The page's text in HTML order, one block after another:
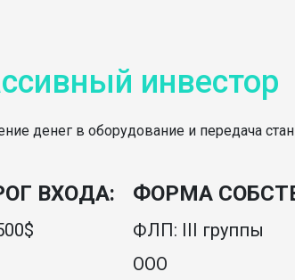
инвестор
денег в оборудование и передача
ВХОДА: ФОРМА
ФЛП: III группы
ООО